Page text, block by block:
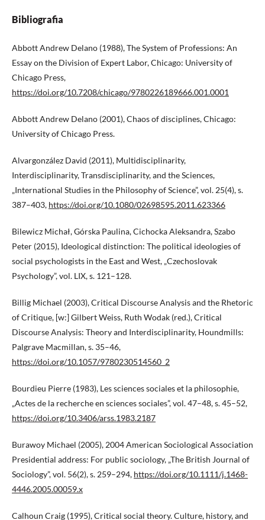
Bibliografia
Abbott Andrew Delano (1988), The System of Professions: An
Essay on the Division of Expert Labor, Chicago: University of
Chicago Press,
https://doi.org/10.7208/chicago/9780226189666.001.0001
Abbott Andrew Delano (2001), Chaos of disciplines, Chicago:
University of Chicago Press.
Alvargonzález David (2011), Multidisciplinarity,
Interdisciplinarity, Transdisciplinarity, and the Sciences,
„International Studies in the Philosophy of Science”, vol. 25(4), s.
387–403, https://doi.org/10.1080/02698595.2011.623366
Bilewicz Michał, Górska Paulina, Cichocka Aleksandra, Szabo
Peter (2015), Ideological distinction: The political ideologies of
social psychologists in the East and West, „Czechoslovak
Psychology”, vol. LIX, s. 121–128.
Billig Michael (2003), Critical Discourse Analysis and the Rhetoric
of Critique, [w:] Gilbert Weiss, Ruth Wodak (red.), Critical
Discourse Analysis: Theory and Interdisciplinarity, Houndmills:
Palgrave Macmillan, s. 35–46,
https://doi.org/10.1057/9780230514560_2
Bourdieu Pierre (1983), Les sciences sociales et la philosophie,
„Actes de la recherche en sciences sociales”, vol. 47–48, s. 45–52,
https://doi.org/10.3406/arss.1983.2187
Burawoy Michael (2005), 2004 American Sociological Association
Presidential address: For public sociology, „The British Journal of
Sociology”, vol. 56(2), s. 259–294, https://doi.org/10.1111/j.1468-
4446.2005.00059.x
Calhoun Craig (1995), Critical social theory. Culture, history, and